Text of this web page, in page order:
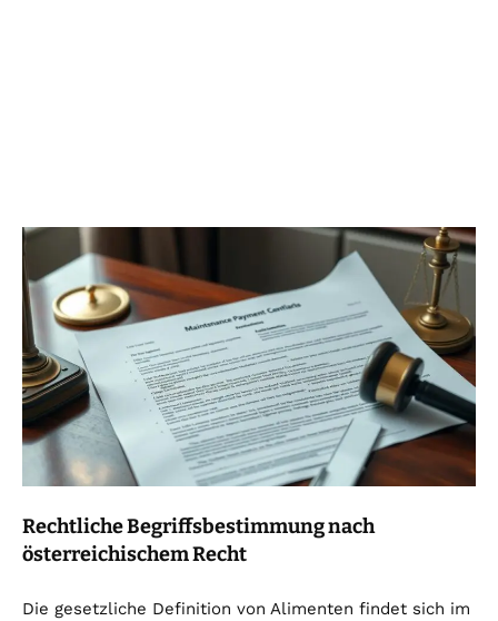
Rechtliche Begriffsbestimmung nach
österreichischem Recht
Die gesetzliche Definition von Alimenten findet sich im